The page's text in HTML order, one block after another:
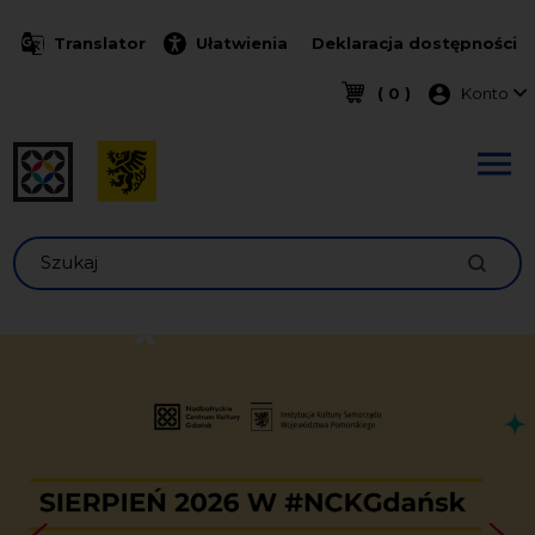
Translator Ułatwienia Deklaracja dostępności
( 0 ) Menu
Konto
Szukaj